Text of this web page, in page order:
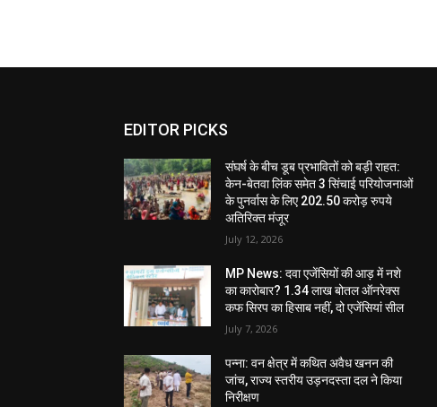
EDITOR PICKS
संघर्ष के बीच डूब प्रभावितों को बड़ी राहत:
केन-बेतवा लिंक समेत 3 सिंचाई परियोजनाओं
के पुनर्वास के लिए 202.50 करोड़ रुपये
अतिरिक्त मंजूर
July 12, 2026
MP News: दवा एजेंसियों की आड़ में नशे
का कारोबार? 1.34 लाख बोतल ऑनरेक्स
कफ सिरप का हिसाब नहीं, दो एजेंसियां सील
July 7, 2026
पन्ना: वन क्षेत्र में कथित अवैध खनन की
जांच, राज्य स्तरीय उड़नदस्ता दल ने किया
निरीक्षण